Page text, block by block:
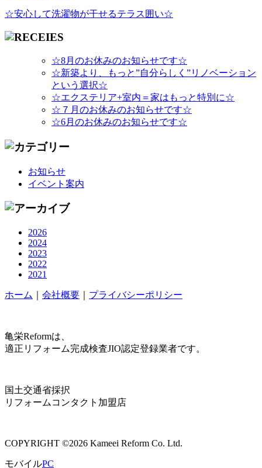
☆安心して洗濯物が干せるテラス囲い☆
☆8月のお休みのお知らせです☆
☆新築より、もっと”自分らしく”リノベーション
という選択☆
☆エクステリア+室内＝家はもっと特別に☆
☆７月のお休みのお知らせです☆
☆6月のお休みのお知らせです☆
お知らせ
イベント案内
2026
2024
2023
2022
2021
ホーム 会社概要 プライバシーポリシー
亀栄Reformは、
適正リフォーム完成検査JIO認定登録業者です。
国土交通省採択
リフォームコンタクト加盟店
COPYRIGHT ©2026 Kameei Reform Co. Ltd.
モバイルPC